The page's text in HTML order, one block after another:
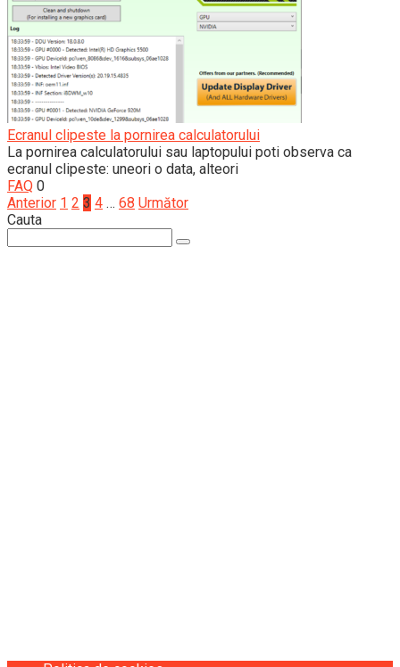
Ecranul clipeste la pornirea calculatorului
La pornirea calculatorului sau laptopului poti observa ca
ecranul clipeste: uneori o data, alteori
FAQ 0
Paginație
articole
Anterior 1 2 3 4 … 68 Următor
Cauta